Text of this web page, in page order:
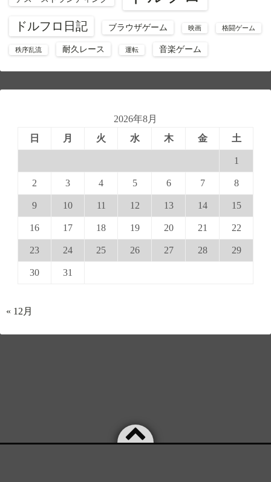
ドルフロ日記 ブラウザゲーム 映画 格闘ゲーム
秩序乱流 耐久レース 運転 音楽ゲーム
2026年8月
日
月 火 水 木 金 土
1
2 3 4 5 6 7 8
9 10 11 12 13 14 15
16 17 18 19 20 21 22
23 24 25 26 27 28 29
30 31
« 12月